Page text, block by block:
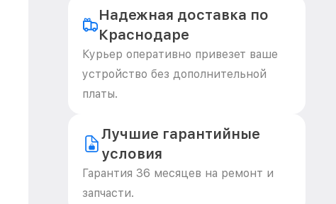
Надежная доставка по
Краснодаре
Курьер оперативно привезет ваше
устройство без дополнительной
платы.
Лучшие гарантийные
условия
Гарантия 36 месяцев на ремонт и
запчасти.